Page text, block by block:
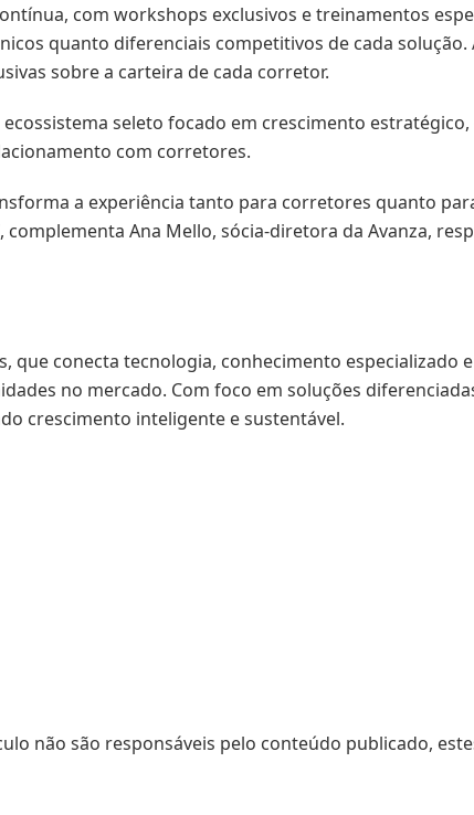
com workshops exclusivos e treinamentos
quanto diferenciais competitivos de cada solução.
sobre a carteira de cada corretor.
seleto focado em crescimento estratégico,
com corretores.
a experiência tanto para corretores quanto
Ana Mello, sócia-diretora da Avanza,
que conecta tecnologia, conhecimento especializado
no mercado. Com foco em soluções
crescimento inteligente e sustentável.
não são responsáveis pelo conteúdo publicado,